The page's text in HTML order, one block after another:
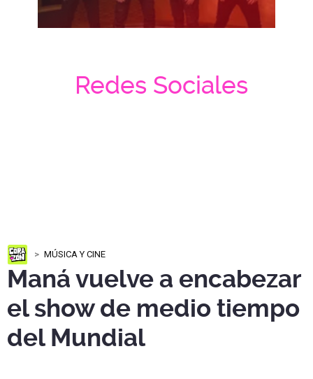
Redes Sociales
MÚSICA Y CINE
Maná vuelve a encabezar
el show de medio tiempo
del Mundial